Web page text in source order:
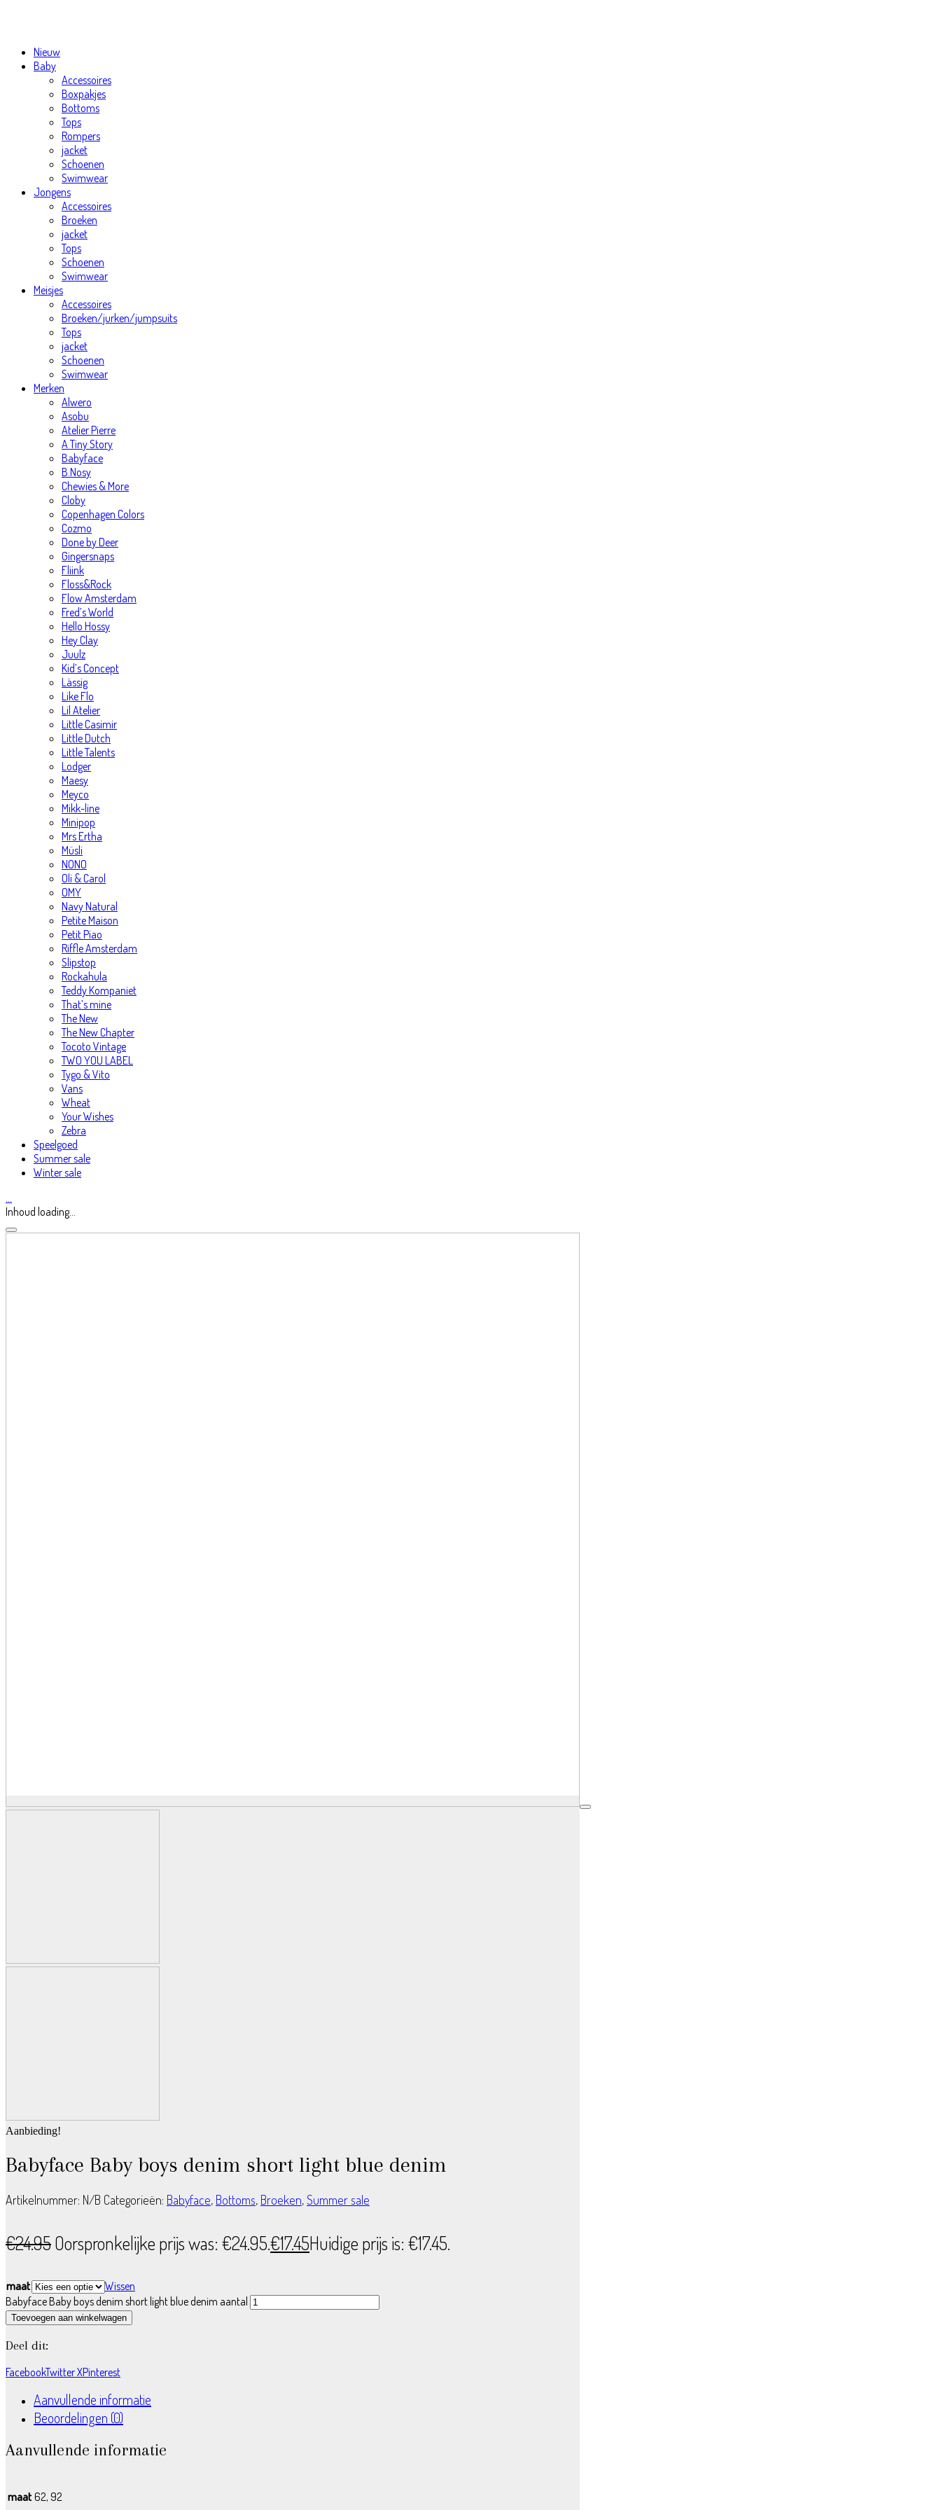
Nieuw
Baby
Accessoires
Boxpakjes
Bottoms
Tops
Rompers
jacket
Schoenen
Swimwear
Jongens
Accessoires
Broeken
jacket
Tops
Schoenen
Swimwear
Meisjes
Accessoires
Broeken/jurken/jumpsuits
Tops
jacket
Schoenen
Swimwear
Merken
Alwero
Asobu
Atelier Pierre
A Tiny Story
Babyface
B.Nosy
Chewies & More
Cloby
Copenhagen Colors
Cozmo
Done by Deer
Gingersnaps
Fliink
Floss&Rock
Flow Amsterdam
Fred’s World
Hello Hossy
Hey Clay
Juulz
Kid’s Concept
Lässig
Like Flo
Lil Atelier
Little Casimir
Little Dutch
Little Talents
Lodger
Maesy
Meyco
Mikk-line
Minipop
Mrs Ertha
Müsli
NONO
Oli & Carol
OMY
Navy Natural
Petite Maison
Petit Piao
Riffle Amsterdam
Slipstop
Rockahula
Teddy Kompaniet
That’s mine
The New
The New Chapter
Tocoto Vintage
TWO YOU LABEL
Tygo & Vito
Vans
Wheat
Your Wishes
Zebra
Speelgoed
Summer sale
Winter sale
…
Inhoud loading...
Aanbieding!
Babyface Baby boys denim short light blue denim
Artikelnummer: N/B Categorieën: Babyface, Bottoms, Broeken,Summer sale
€24.95Oorspronkelijke prijs was: €24.95.€17.45Huidige prijs is: €17.45.
maat
Wissen
Babyface Baby boys denim short light blue denim aantal
Toevoegen aan winkelwagen
Deel dit:
FacebookTwitter XPinterest
Aanvullende informatie
Beoordelingen (0)
Aanvullende informatie
maat 62, 92